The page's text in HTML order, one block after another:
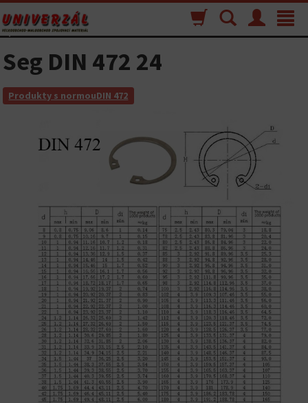
Toggle
Menu
Vyhľadávanie
Nákupný
košík
Seg DIN 472 24
Produkty s normouDIN 472